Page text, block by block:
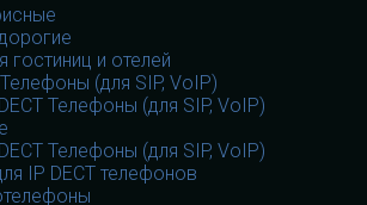
гостиниц и отелей
Телефоны (для SIP, VoIP)
Телефоны (для SIP, VoIP)
Телефоны (для SIP, VoIP)
IP DECT телефонов